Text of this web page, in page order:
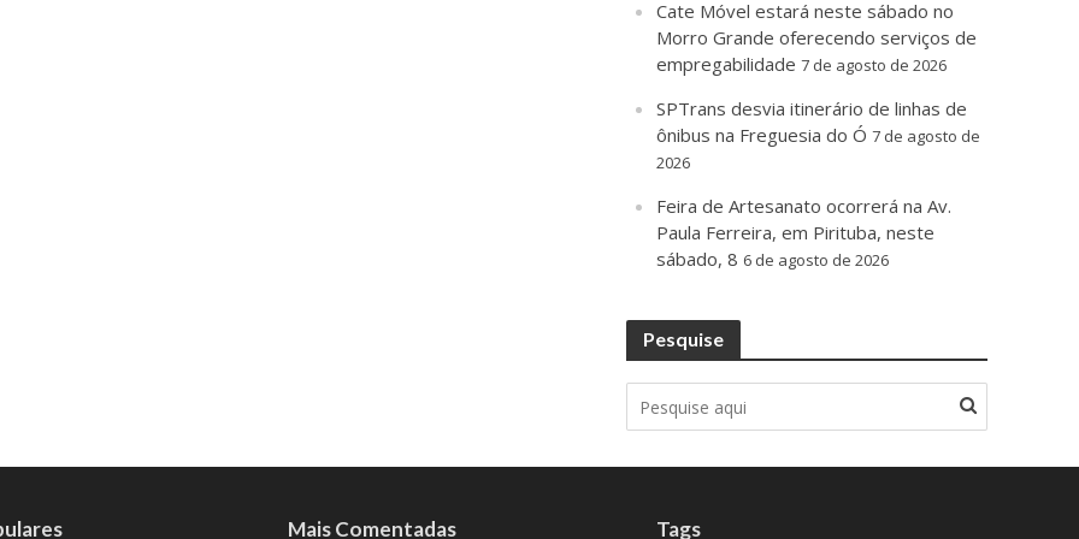
Cate Móvel estará neste sábado no
Morro Grande oferecendo serviços de
empregabilidade 7 de agosto de 2026
SPTrans desvia itinerário de linhas de
ônibus na Freguesia do Ó 7 de agosto de
2026
Feira de Artesanato ocorrerá na Av.
Paula Ferreira, em Pirituba, neste
sábado, 8 6 de agosto de 2026
Pesquise
Mais Comentadas Tags